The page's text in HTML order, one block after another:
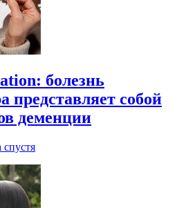
болезнь
представляет собой
деменции
спустя